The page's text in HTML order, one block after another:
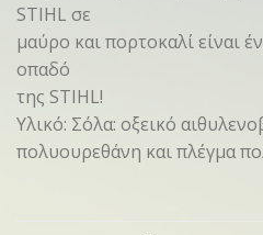
STIHL σε
μαύρο και πορτοκαλί είναι
οπαδό
της STIHL!
Υλικό: Σόλα: οξεικό
πολυουρεθάνη και πλέγμα